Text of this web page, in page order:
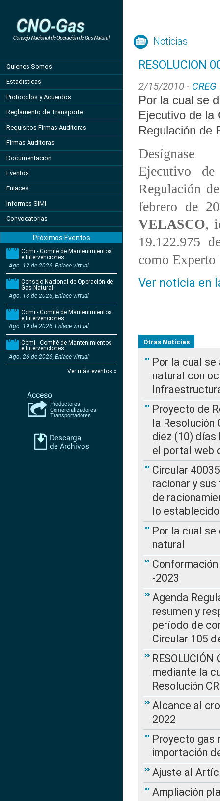
Quienes Somos
Estadisticas
Protocolos y Acuerdos
Reglamento de Transporte
Requisitos Firmas Auditoras
Firmas Auditoras
Documentacion
Eventos
Enlaces
Informes SIMI
Convocatorias
Próximos Eventos
Comi - Comité de Mantenimientos
e Intervenciones
Ago. 12 de 2026, Enlace virtual
Consejo Nacional de Operación de
Gas Natural
Ago. 13 de 2026, Enlace virtual
Comi - Comité de Mantenimientos
e Intervenciones
Ago. 19 de 2026, Enlace virtual
Comi - Comité de Mantenimientos
e Intervenciones
Ago. 26 de 2026, Enlace virtual
Ver más eventos »
Noticias
RESOLUCION
2/15/2010 - CREG
Por la cual se
Ejecutivo de la
Regulación de
Ejecutivo
Regulación
febrero de
VELASCO,
19.122.975
como
Ver noticia en
Otras Noticias
Por la cual
natural con
Proyecto de
la Resolución
diez (10) días
el portal web
Circular
racionar y
de
lo
Por la cual
natural
-2023
Agenda
resumen y
período de
Circular 105
mediante la
Resolución
Alcance al
2022
Proyecto gas
importación
Ajuste al
Ampliación